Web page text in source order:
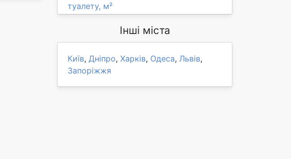
туалету, м²
Інші міста
Київ, Дніпро, Харків, Одеса, Львів,
Запоріжжя